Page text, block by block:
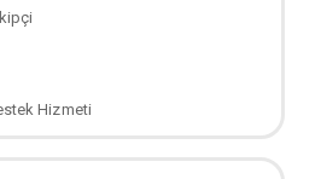
Hizmeti